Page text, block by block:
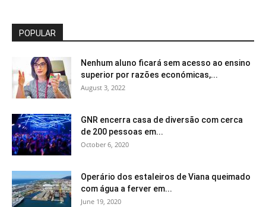
POPULAR
Nenhum aluno ficará sem acesso ao ensino
superior por razões económicas,...
August 3, 2022
GNR encerra casa de diversão com cerca
de 200 pessoas em...
October 6, 2020
Operário dos estaleiros de Viana queimado
com água a ferver em...
June 19, 2020